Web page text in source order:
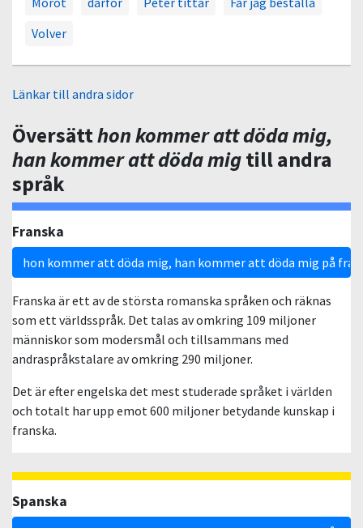
Volver
Länkar till andra sidor
Översätthon kommer att döda mig,
han kommer att döda migtill andra
språk
Franska
hon kommer att döda mig, han kommer att döda mig på
Franska är ett av de största romanska språken och räknas
som ett världsspråk. Det talas av omkring 109 miljoner
människor som modersmål och tillsammans med
andraspråkstalare av omkring 290 miljoner.
Det är efter engelska det mest studerade språket i världen
och totalt har upp emot 600 miljoner betydande kunskap i
franska.
Spanska